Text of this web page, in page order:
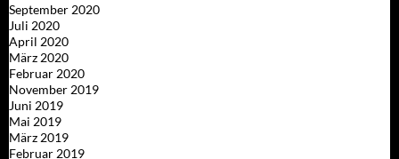
September 2020
Juli 2020
April 2020
März 2020
Februar 2020
November 2019
Juni 2019
Mai 2019
März 2019
Februar 2019